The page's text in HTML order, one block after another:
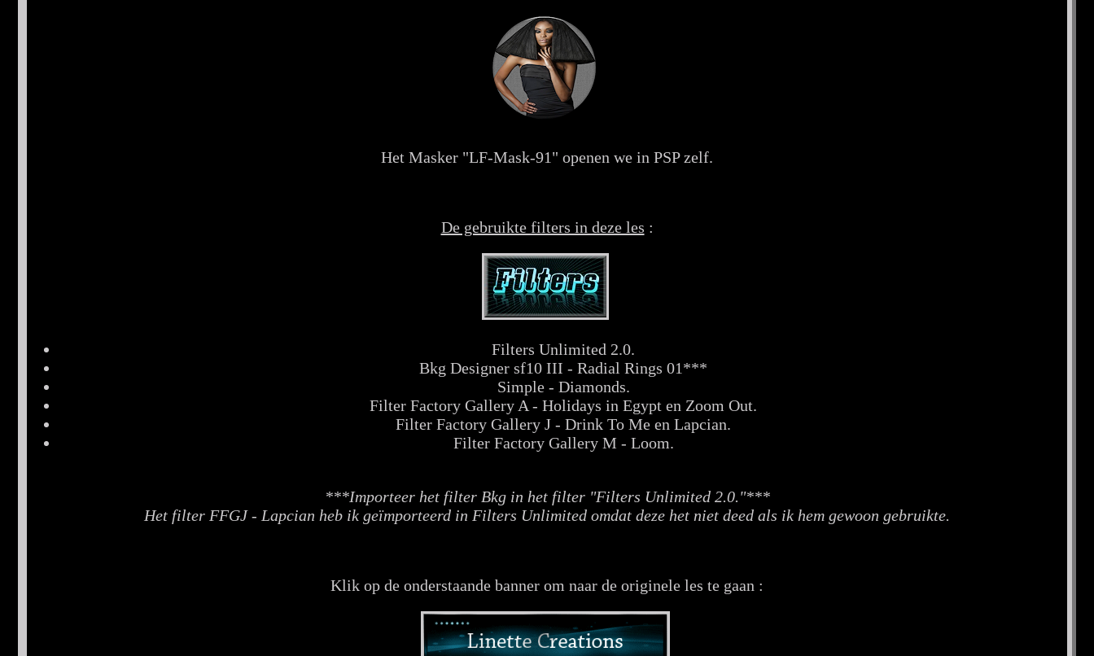
Het Masker "LF-Mask-91" openen we in PSP zelf.
De gebruikte filters in deze les :
Filters Unlimited 2.0.
Bkg Designer sf10 III - Radial Rings 01***
Simple - Diamonds.
Filter Factory Gallery A - Holidays in Egypt en Zoom Out.
Filter Factory Gallery J - Drink To Me en Lapcian.
Filter Factory Gallery M - Loom.
***Importeer het filter Bkg in het filter "Filters Unlimited 2.0."***
Het filter FFGJ - Lapcian heb ik geïmporteerd in Filters Unlimited omdat deze het niet deed als ik hem gewoon gebruikte.
Klik op de onderstaande banner om naar de originele les te gaan :